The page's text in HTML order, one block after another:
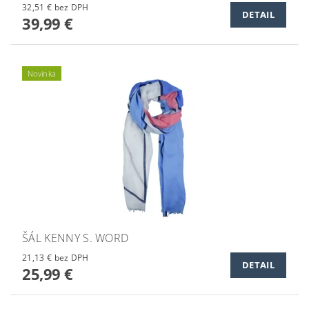
32,51 € bez DPH
39,99 € DETAIL
Novinka
ŠÁL KENNY S. WORD
21,13 € bez DPH
25,99 € DETAIL